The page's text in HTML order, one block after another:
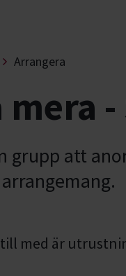
Arrangera
grupp att
till med är